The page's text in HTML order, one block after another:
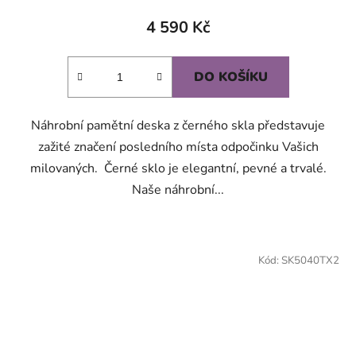
4 590 Kč
DO KOŠÍKU
Náhrobní pamětní deska z černého skla představuje
zažité značení posledního místa odpočinku Vašich
milovaných. Černé sklo je elegantní, pevné a trvalé.
Naše náhrobní...
Kód: SK5040TX2